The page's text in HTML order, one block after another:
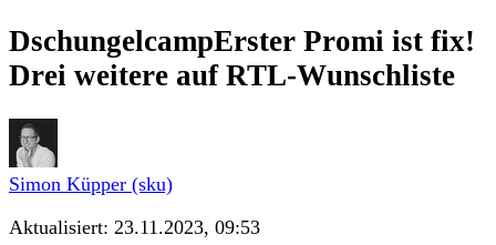
DschungelcampErster Promi ist fix!
Drei weitere auf RTL-Wunschliste
Simon Küpper (sku)
Aktualisiert: 23.11.2023, 09:53